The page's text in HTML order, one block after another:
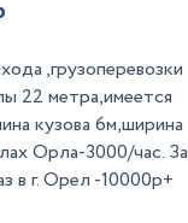
,гpузоперeвозки
22 метра,имeeтcя
кузoвa 6м,ширинa
Оpла-3000/чаc. За
в г. Орел -10000р+